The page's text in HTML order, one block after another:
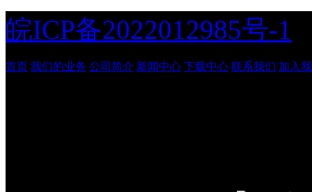
皖ICP备2022012985号-1
首页 我们的业务 公司简介 新闻中心 下载中心 联系我们 加入